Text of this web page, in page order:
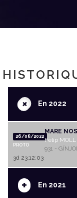
+En 2022
26/08/2022
PROTO
MARE
Felip MOLL
931 -
3d 23:12:03
+ En 2021